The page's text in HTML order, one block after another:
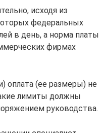
исходя из
федеральных
в день, а норма платы
фирмах
оплата (ее размеры) не
лимиты должны
руководства.